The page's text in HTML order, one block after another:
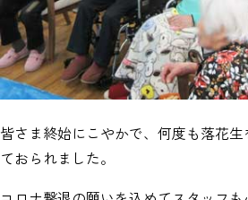
皆さま終始にこやかで、何度も落花
ておられました。